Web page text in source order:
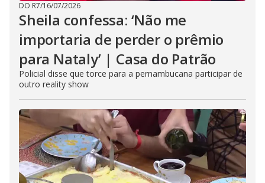
DO R7/16/07/2026
Sheila confessa: ‘Não me
importaria de perder o prêmio
para Nataly’ | Casa do Patrão
Policial disse que torce para a pernambucana participar de
outro reality show